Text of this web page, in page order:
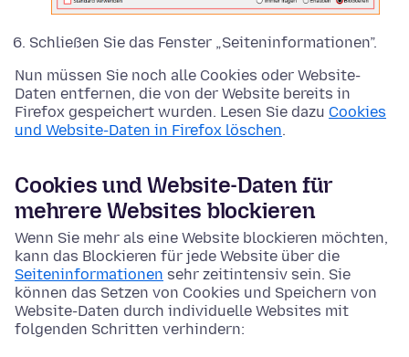
Schließen Sie das Fenster „Seiteninformationen”.
Nun müssen Sie noch alle Cookies oder Website-
Daten entfernen, die von der Website bereits in
Firefox gespeichert wurden. Lesen Sie dazu Cookies
und Website-Daten in Firefox löschen.
Cookies und Website-Daten für
mehrere Websites blockieren
Wenn Sie mehr als eine Website blockieren möchten,
kann das Blockieren für jede Website über die
Seiteninformationen sehr zeitintensiv sein. Sie
können das Setzen von Cookies und Speichern von
Website-Daten durch individuelle Websites mit
folgenden Schritten verhindern: